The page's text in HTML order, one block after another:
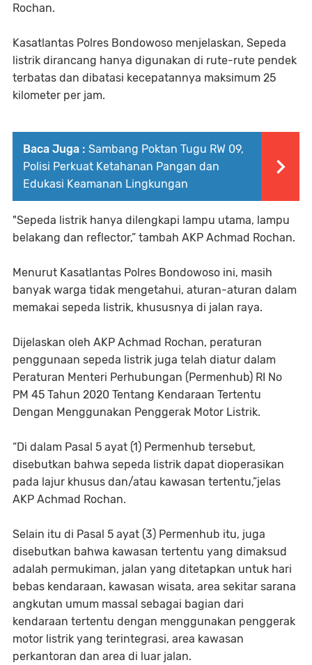
Rochan.
Kasatlantas Polres Bondowoso menjelaskan, Sepeda
listrik dirancang hanya digunakan di rute-rute pendek
terbatas dan dibatasi kecepatannya maksimum 25
kilometer per jam.
Baca Juga : Sambang Poktan Tugu RW 09,
Polisi Perkuat Ketahanan Pangan dan
Edukasi Keamanan Lingkungan
"Sepeda listrik hanya dilengkapi lampu utama, lampu
belakang dan reflector,” tambah AKP Achmad Rochan.
Menurut Kasatlantas Polres Bondowoso ini, masih
banyak warga tidak mengetahui, aturan-aturan dalam
memakai sepeda listrik, khususnya di jalan raya.
Dijelaskan oleh AKP Achmad Rochan, peraturan
penggunaan sepeda listrik juga telah diatur dalam
Peraturan Menteri Perhubungan (Permenhub) RI No
PM 45 Tahun 2020 Tentang Kendaraan Tertentu
Dengan Menggunakan Penggerak Motor Listrik.
“Di dalam Pasal 5 ayat (1) Permenhub tersebut,
disebutkan bahwa sepeda listrik dapat dioperasikan
pada lajur khusus dan/atau kawasan tertentu,”jelas
AKP Achmad Rochan.
Selain itu di Pasal 5 ayat (3) Permenhub itu, juga
disebutkan bahwa kawasan tertentu yang dimaksud
adalah permukiman, jalan yang ditetapkan untuk hari
bebas kendaraan, kawasan wisata, area sekitar sarana
angkutan umum massal sebagai bagian dari
kendaraan tertentu dengan menggunakan penggerak
motor listrik yang terintegrasi, area kawasan
perkantoran dan area di luar jalan.